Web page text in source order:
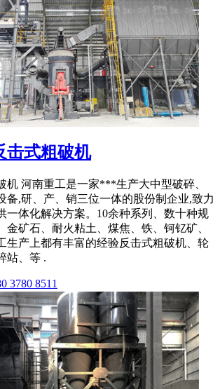
击式粗破机
机 河南重工是一家***生产大中型破碎、
备,研、产、销三位一体的股份制企业,致力
一体化解决方案。10余种系列、数十种规
金矿石、耐火粘土、煤焦、铁、钶钇矿、
生产上都有丰富的经验反击式粗破机、轮
站、等 .
3780 8511